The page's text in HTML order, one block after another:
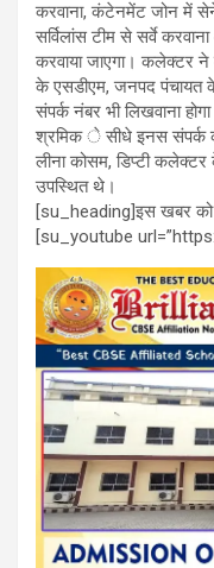
करवाना, कंटेनमेंट जोन में
सर्विलांस टीम से सर्वे करवाना
करवाया जाएगा। कलेक्टर
के एसडीएम, जनपद पंचायत
संपर्क नंबर भी लिखवाना
श्रमिक े सीधे इनस संपर्क
लीना कोसम, डिप्टी
उपस्थित थे।
[su_heading]इस खबर
[su_youtube